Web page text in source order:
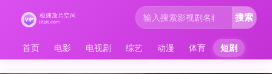
首页 电影 电视剧 综艺 动漫 体育 短剧
搜索